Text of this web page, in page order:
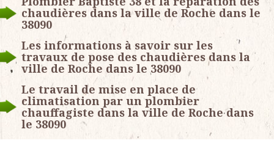
chaudières dans la ville de Roche dans le
38090
Les informations à savoir sur les
travaux de pose des chaudières dans la
ville de Roche dans le 38090
Le travail de mise en place de
climatisation par un plombier
chauffagiste dans la ville de Roche dans
le 38090